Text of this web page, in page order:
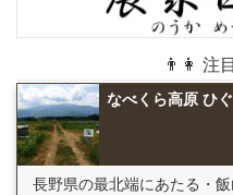
👨👩 注
なべくら高原 ひ
長野県の最北端にあたる・